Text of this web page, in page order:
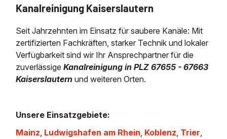
Kanalreinigung Kaiserslautern
Seit Jahrzehnten im Einsatz für saubere Kanäle: Mit
zertifizierten Fachkräften, starker Technik und lokaler
Verfügbarkeit sind wir Ihr Ansprechpartner für die
zuverlässigeKanalreinigung in PLZ 67655 - 67663
Kaiserslautern und weiteren Orten.
Unsere Einsatzgebiete:
Mainz, Ludwigshafen am Rhein, Koblenz, Trier,